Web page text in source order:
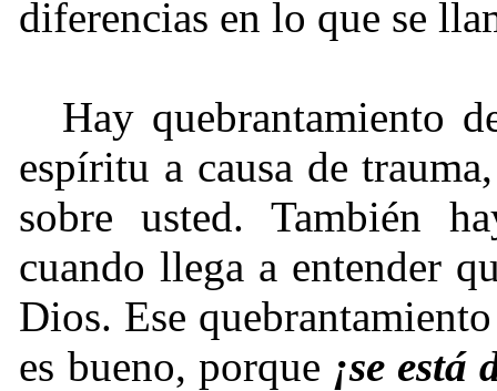
diferencias en lo que se
Hay quebrantamiento
espíritu a causa de
sobre usted. También
cuando llega a entender
Dios. Ese
es bueno, porque ¡se